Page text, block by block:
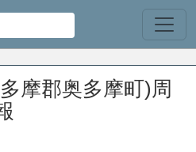
摩郡奥多摩町)周